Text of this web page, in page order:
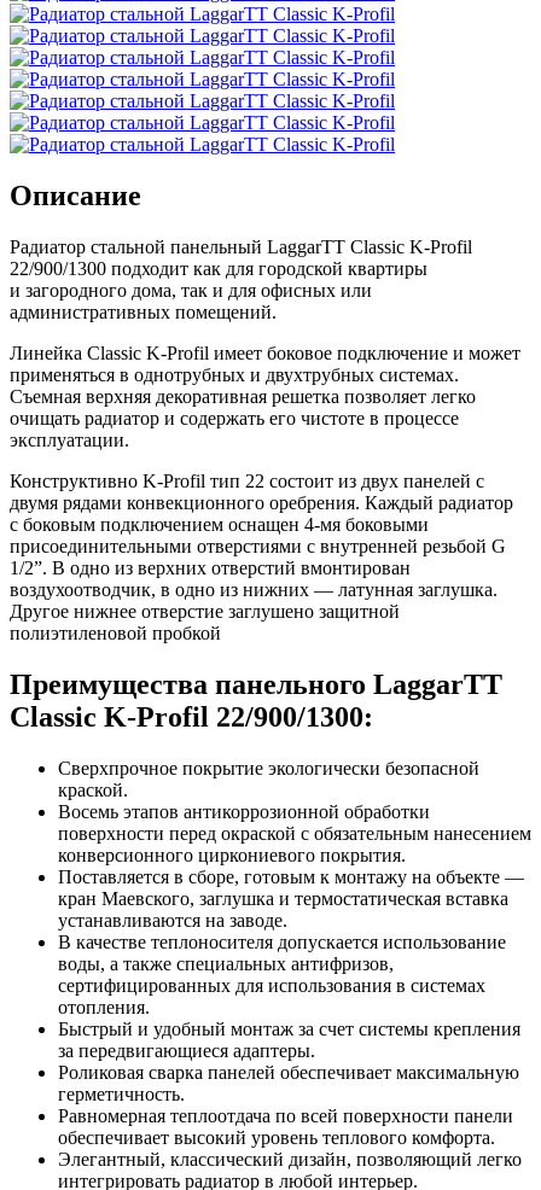
Описание
Радиатор стальной панельный LaggarTT Classic K-Profil
22/900/1300 подходит как для городской квартиры
и загородного дома, так и для офисных или
административных помещений.
Линейка Classic K-Profil имеет боковое подключение и может
применяться в однотрубных и двухтрубных системах.
Съемная верхняя декоративная решетка позволяет легко
очищать радиатор и содержать его чистоте в процессе
эксплуатации.
Конструктивно K-Profil тип 22 состоит из двух панелей с
двумя рядами конвекционного оребрения. Каждый радиатор
с боковым подключением оснащен 4-мя боковыми
присоединительными отверстиями с внутренней резьбой G
1/2”. В одно из верхних отверстий вмонтирован
воздухоотводчик, в одно из нижних — латунная заглушка.
Другое нижнее отверстие заглушено защитной
полиэтиленовой пробкой
Преимущества панельного LaggarTT
Classic K-Profil 22/900/1300:
Сверхпрочное покрытие экологически безопасной
краской.
Восемь этапов антикоррозионной обработки
поверхности перед окраской с обязательным нанесением
конверсионного циркониевого покрытия.
Поставляется в сборе, готовым к монтажу на объекте —
кран Маевского, заглушка и термостатическая вставка
устанавливаются на заводе.
В качестве теплоносителя допускается использование
воды, а также специальных антифризов,
сертифицированных для использования в системах
отопления.
Быстрый и удобный монтаж за счет системы крепления
за передвигающиеся адаптеры.
Роликовая сварка панелей обеспечивает максимальную
герметичность.
Равномерная теплоотдача по всей поверхности панели
обеспечивает высокий уровень теплового комфорта.
Элегантный, классический дизайн, позволяющий легко
интегрировать радиатор в любой интерьер.